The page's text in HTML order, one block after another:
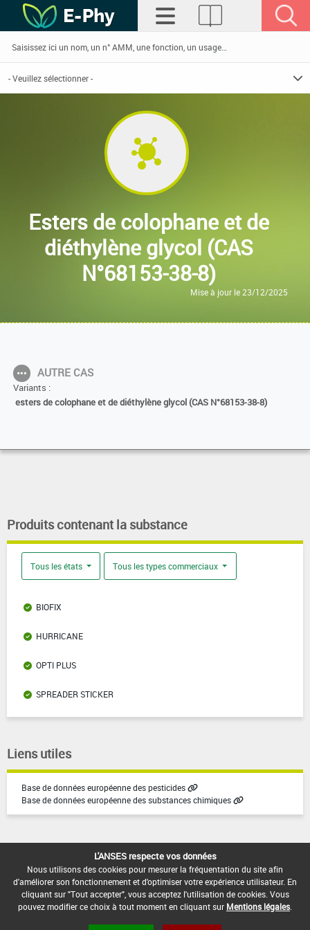
Esters de colophane et de
diéthylène glycol (CAS
N°68153-38-8)
Mise à jour le 23/12/2025
AUTRE CAS
Variants :
esters de colophane et de diéthylène glycol (CAS N°68153-38-8)
Produits contenant la substance
Tous les états Tous les types commerciaux
BIOFIX
HURRICANE
OPTI PLUS
SPREADER STICKER
Liens utiles
Base de données européenne des pesticides
Base de données européenne des substances chimiques
Version du produit : v1.2
L'ANSES respecte vos données
Nous utilisons des cookies pour mesurer la fréquentation du site afin
d'améliorer son fonctionnement et d'optimiser votre expérience utilisateur. En
cliquant sur "Tout accepter", vous acceptez l'utilisation de cookies. Vous
pouvez modifier ce choix à tout moment en cliquant sur Mentions légales